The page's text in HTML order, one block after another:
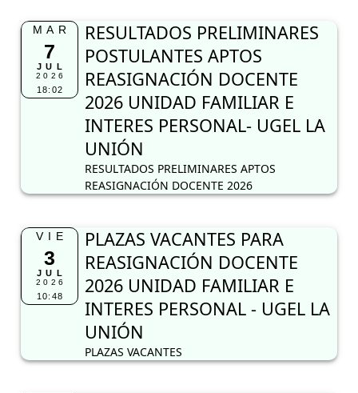
MAR
7
JUL
2026
18:02
RESULTADOS PRELIMINARES
POSTULANTES APTOS
REASIGNACIÓN DOCENTE
2026 UNIDAD FAMILIAR E
INTERES PERSONAL- UGEL LA
UNIÓN
RESULTADOS PRELIMINARES APTOS
REASIGNACIÓN DOCENTE 2026
VIE
3
JUL
2026
10:48
PLAZAS VACANTES PARA
REASIGNACIÓN DOCENTE
2026 UNIDAD FAMILIAR E
INTERES PERSONAL - UGEL LA
UNIÓN
PLAZAS VACANTES